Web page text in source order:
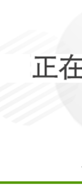
相关
弱